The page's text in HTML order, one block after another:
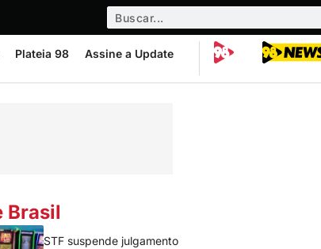
Plateia 98 Assine a Update
Brasil
STF suspende julgamento